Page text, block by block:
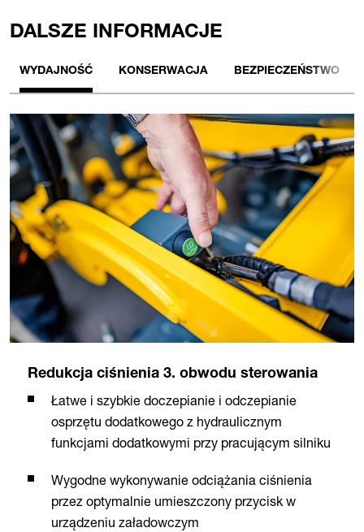
DALSZE INFORMACJE
WYDAJNOŚĆ KONSERWACJA BEZPIECZEŃSTWO
Redukcja ciśnienia 3. obwodu sterowania
Łatwe i szybkie doczepianie i odczepianie
osprzętu dodatkowego z hydraulicznym
funkcjami dodatkowymi przy pracującym silniku
Wygodne wykonywanie odciążania ciśnienia
przez optymalnie umieszczony przycisk w
urządzeniu załadowczym